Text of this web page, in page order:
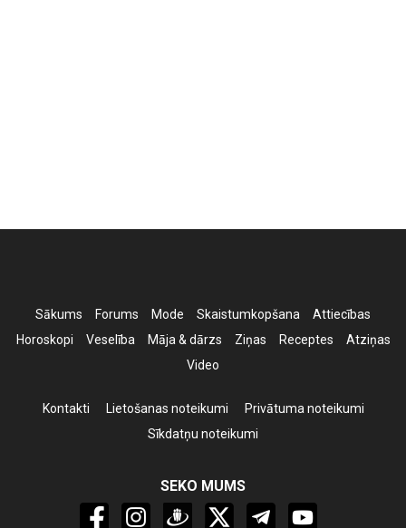
Sākums Forums Mode Skaistumkopšana
Attiecības
Horoskopi
Veselība Māja & dārzs Ziņas Receptes
Atziņas
Video
Kontakti Lietošanas noteikumi
Privātuma noteikumi
Sīkdatņu noteikumi
SEKO MUMS